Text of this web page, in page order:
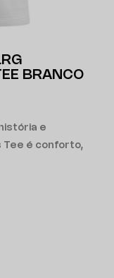
BRANCO
e
Tee é conforto,